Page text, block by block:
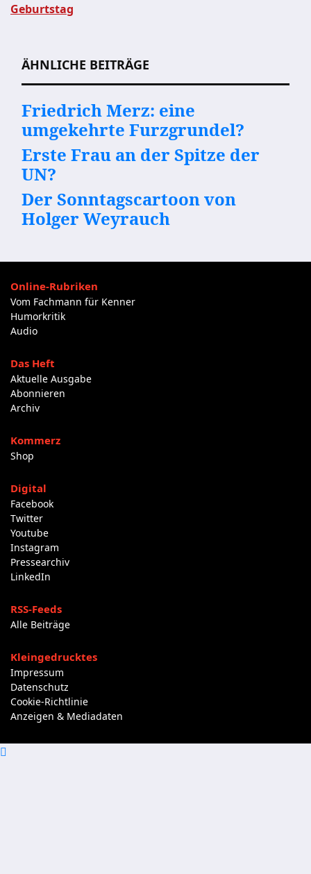
Beitragsnavigation
Geburtstag
ÄHNLICHE BEITRÄGE
Friedrich Merz: eine
umgekehrte Furzgrundel?
Erste Frau an der Spitze der
UN?
Der Sonntagscartoon von
Holger Weyrauch
Online-Rubriken
Vom Fachmann für Kenner
Humorkritik
Audio
Das Heft
Aktuelle Ausgabe
Abonnieren
Archiv
Kommerz
Shop
Digital
Facebook
Twitter
Youtube
Instagram
Pressearchiv
LinkedIn
RSS-Feeds
Alle Beiträge
Kleingedrucktes
Impressum
Datenschutz
Cookie-Richtlinie
Anzeigen & Mediadaten